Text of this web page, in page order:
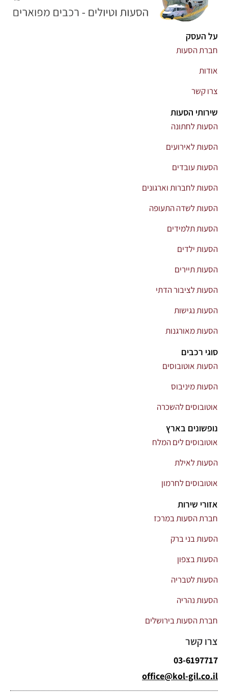
על העסק
חברת הסעות
אודות
צרו קשר
שירותי הסעות
הסעות לחתונה
הסעות לאירועים
הסעות עובדים
הסעות לחברות וארגונים
הסעות לשדה התעופה
הסעות תלמידים
הסעות ילדים
הסעות תיירים
הסעות לציבור הדתי
הסעות נגישות
הסעות מאורגנות
סוגי רכבים
הסעות אוטובוסים
הסעות מיניבוס
אוטובוסים להשכרה
נופשונים בארץ
אוטובוסים לים המלח
הסעות לאילת
אוטובוסים לחרמון
אזורי שירות
חברת הסעות במרכז
הסעות בני ברק
הסעות בצפון
הסעות לטבריה
הסעות נהריה
חברת הסעות בירושלים
צרו קשר
03-6197717
office@kol-gil.co.il